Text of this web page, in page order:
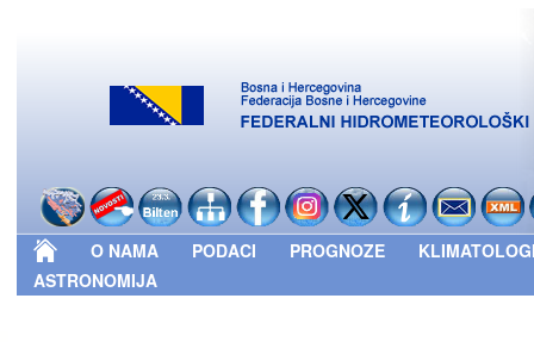
O NAMA PODACI PROGNOZE
ASTRONOMIJA